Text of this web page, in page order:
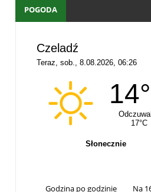
POGODA
Godzina po godzinie Na